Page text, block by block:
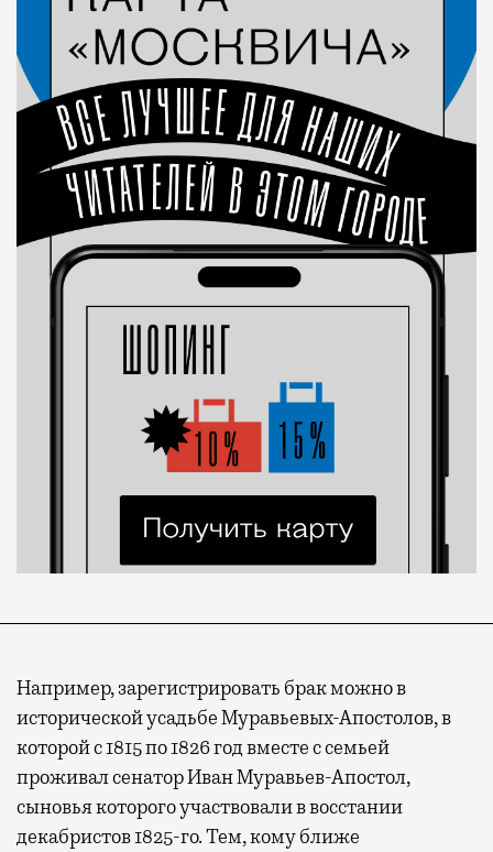
Например, зарегистрировать брак можно в
исторической усадьбе Муравьевых-Апостолов, в
которой с 1815 по 1826 год вместе с семьей
проживал сенатор Иван Муравьев-Апостол,
сыновья которого участвовали в восстании
декабристов 1825-го. Тем, кому ближе